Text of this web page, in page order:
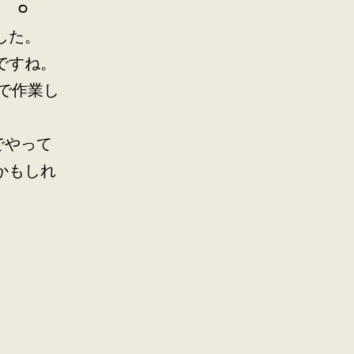
。
ね。
作業し
って
もしれ